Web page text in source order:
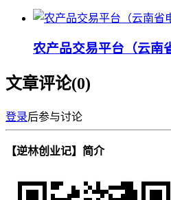
农产品交易平台（云南
文章评论(0)
登录后参与讨论
【逆林创业记】简介